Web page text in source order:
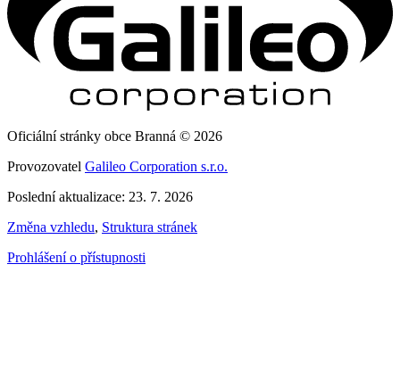
Oficiální stránky obce Branná © 2026
Provozovatel Galileo Corporation s.r.o.
Poslední aktualizace: 23. 7. 2026
Změna vzhledu, Struktura stránek
Prohlášení o přístupnosti